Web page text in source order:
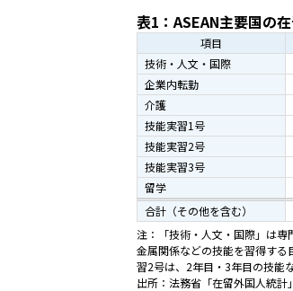
表1：ASEAN主要国の
項目
技術・人文・国際
企業内転勤
介護
技能実習1号
技能実習2号
技能実習3号
留学
合計（その他を含む）
注：「技術・人文・国際」は専
金属関係などの技能を習得す
習2号は、2年目・3年目の技能
出所：法務省「在留外国人統計